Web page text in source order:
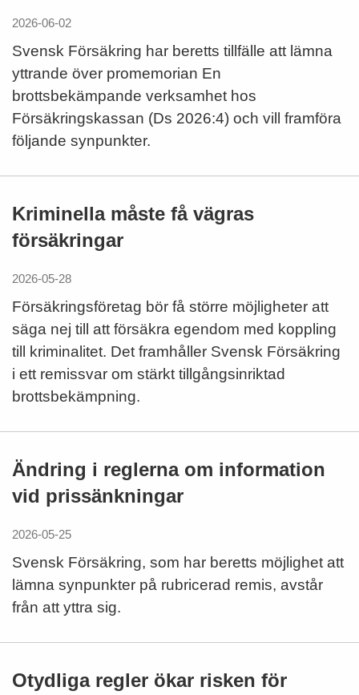
2026-06-02
Svensk Försäkring har beretts tillfälle att lämna
yttrande över promemorian En
brottsbekämpande verksamhet hos
Försäkringskassan (Ds 2026:4) och vill framföra
följande synpunkter.
Kriminella måste få vägras
försäkringar
2026-05-28
Försäkringsföretag bör få större möjligheter att
säga nej till att försäkra egendom med koppling
till kriminalitet. Det framhåller Svensk Försäkring
i ett remissvar om stärkt tillgångsinriktad
brottsbekämpning.
Ändring i reglerna om information
vid prissänkningar
2026-05-25
Svensk Försäkring, som har beretts möjlighet att
lämna synpunkter på rubricerad remis, avstår
från att yttra sig.
Otydliga regler ökar risken för